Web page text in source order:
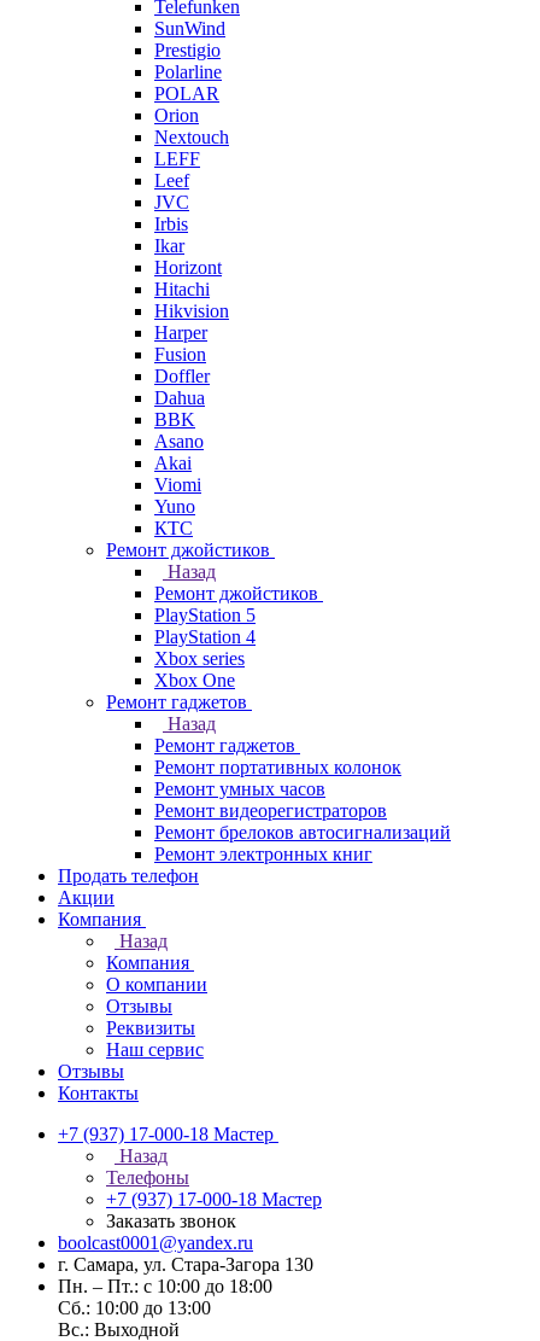
Telefunken
SunWind
Prestigio
Polarline
POLAR
Orion
Nextouch
LEFF
Leef
JVC
Irbis
Ikar
Horizont
Hitachi
Hikvision
Harper
Fusion
Doffler
Dahua
BBK
Asano
Akai
Viomi
Yuno
КТС
Ремонт джойстиков
Назад
Ремонт джойстиков
PlayStation 5
PlayStation 4
Xbox series
Xbox One
Ремонт гаджетов
Назад
Ремонт гаджетов
Ремонт портативных колонок
Ремонт умных часов
Ремонт видеорегистраторов
Ремонт брелоков автосигнализаций
Ремонт электронных книг
Продать телефон
Акции
Компания
Назад
Компания
О компании
Отзывы
Реквизиты
Наш сервис
Отзывы
Контакты
+7 (937) 17-000-18 Мастер
Назад
Телефоны
+7 (937) 17-000-18 Мастер
Заказать звонок
boolcast0001@yandex.ru
г. Самара, ул. Стара-Загора 130
Пн. – Пт.: с 10:00 до 18:00
Сб.: 10:00 до 13:00
Вс.: Выходной